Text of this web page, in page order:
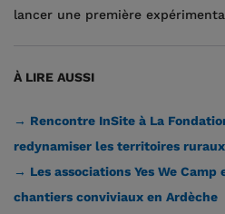
lancer une première
À LIRE AUSSI
→ Rencontre InSite à La
redynamiser les territoires ruraux
→ Les associations Yes We
chantiers conviviaux en Ardèche